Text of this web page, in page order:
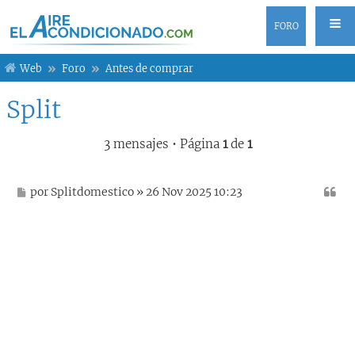
FORO
Web Foro Antes de comprar
Split
3 mensajes • Página 1de 1
M
por Splitdomestico » 26 Nov 2025 10:23